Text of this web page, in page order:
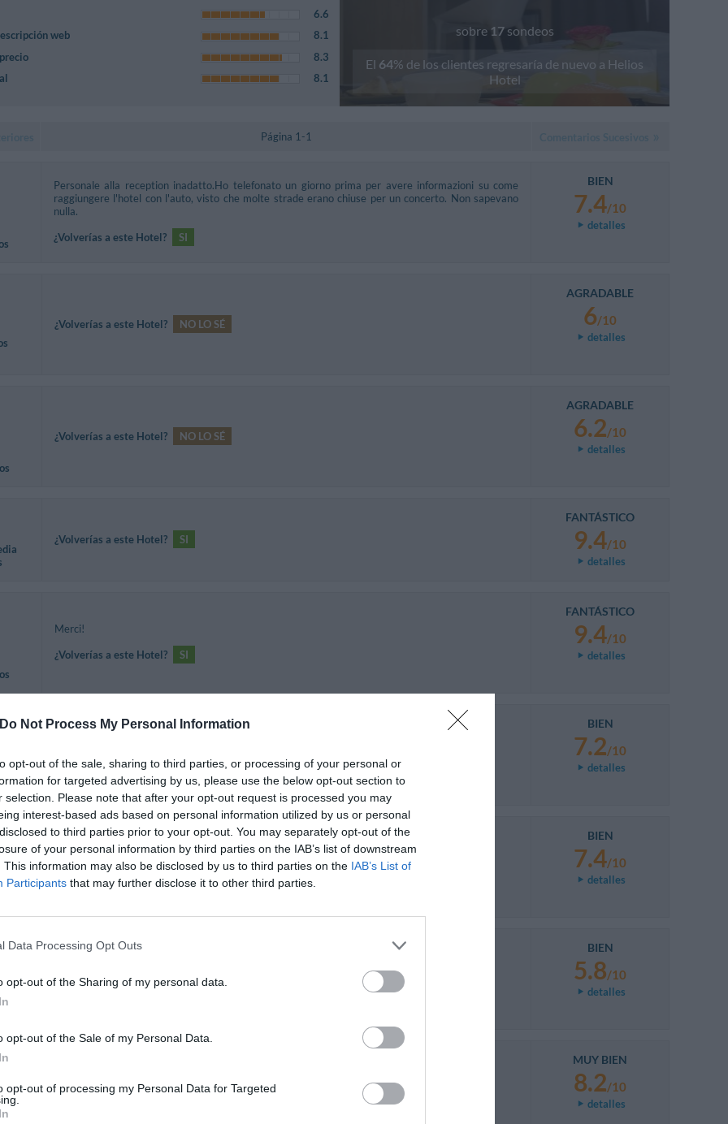
Do Not Process My Personal Information
opt-out of the sale, sharing to third parties, or processing of your personal or
for targeted advertising by us, please use the below opt-out section to
selection. Please note that after your opt-out request is processed you may
interest-based ads based on personal information utilized by us or personal
to third parties prior to your opt-out. You may separately opt-out of the
of your personal information by third parties on the IAB’s list of downstream
This information may also be disclosed by us to third parties on the IAB’s List of
Participants that may further disclose it to other third parties.
Data Processing Opt Outs
opt-out of the Sharing of my personal data.
opt-out of the Sale of my Personal Data.
opt-out of processing my Personal Data for Targeted
6.6
web
8.1
8.3
8.1
sobre 17sondeos
El 64% de los clientes regresaría de nuevo a Helios
Hotel
Página 1-1
Personale alla reception inadatto.Ho telefonato un giorno prima per avere informazioni su come
raggiungere l'hotel con l'auto, visto che molte strade erano chiuse per un concerto. Non sapevano
nulla.
¿Volverías a este Hotel?
SI
BIEN
7.4/10
detalles
¿Volverías a este Hotel? NO LO SÉ
AGRADABLE
6/10
detalles
¿Volverías a este Hotel? NO LO SÉ
AGRADABLE
6.2/10
detalles
¿Volverías a este Hotel? SI
FANTÁSTICO
9.4/10
detalles
Merci!
¿Volverías a este Hotel?
SI
FANTÁSTICO
9.4/10
detalles
BIEN
7.2/10
detalles
¿Volverías a este Hotel? SI
BIEN
7.4/10
detalles
¿Volverías a este Hotel? NO LO SÉ
BIEN
5.8/10
detalles
¿Volverías a este Hotel? SI
MUY BIEN
8.2/10
detalles